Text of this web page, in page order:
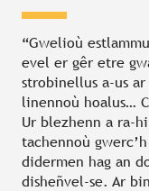
“Gwelioù
evel er gêr etre
strobinellus a-us
linennoù hoalus…
Ur blezhenn a ra-
tachennoù
didermen hag an
disheñvel-se. Ar